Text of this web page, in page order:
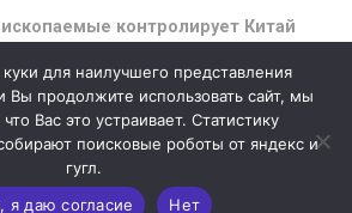
контролирует Китай
Theme4Press - Powered by WordPress
для наилучшего представления
Вы продолжите использовать сайт, мы
Вас это устраивает. Статистику
поисковые роботы от яндекс и
гугл.
я даю согласие
Нет